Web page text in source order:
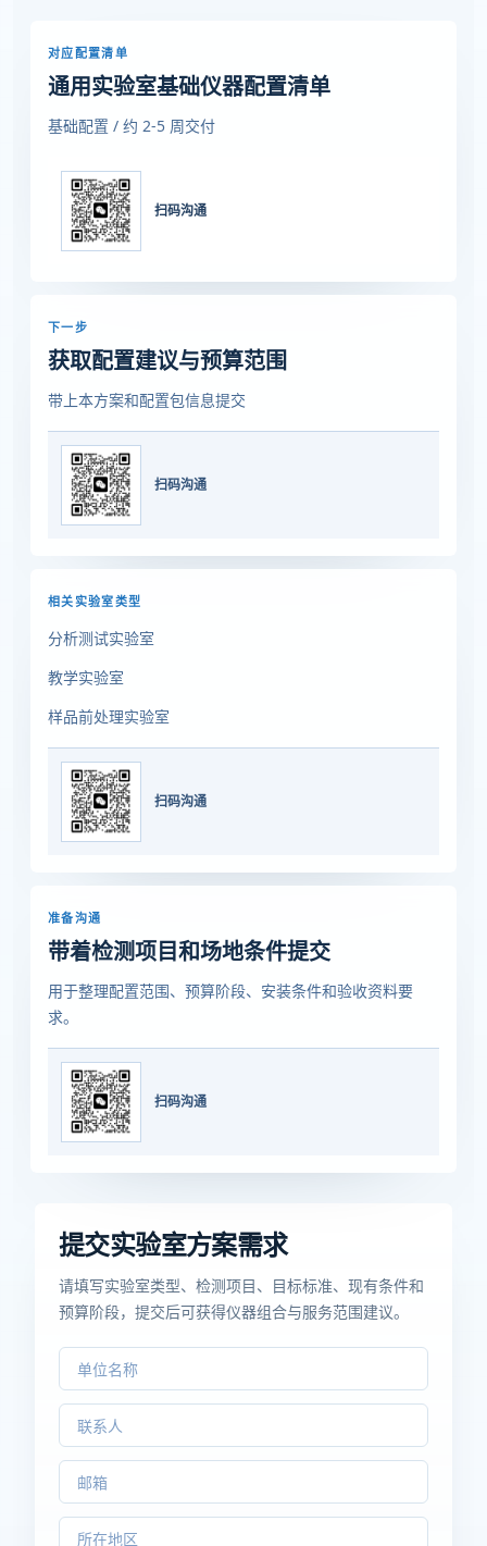
对应配置清单
通用实验室基础仪器配置清单
基础配置 / 约 2-5 周交付
扫码沟通
下一步
获取配置建议与预算范围
带上本方案和配置包信息提交
扫码沟通
相关实验室类型
分析测试实验室
教学实验室
样品前处理实验室
扫码沟通
准备沟通
带着检测项目和场地条件提交
用于整理配置范围、预算阶段、安装条件和验收资料要
求。
扫码沟通
提交实验室方案需求
请填写实验室类型、检测项目、目标标准、现有条件和
预算阶段，提交后可获得仪器组合与服务范围建议。